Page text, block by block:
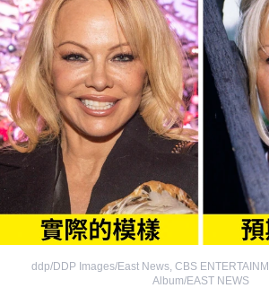
ddp/DDP Images/East News, CBS
Album/EAST NEWS